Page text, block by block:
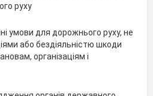
руху
умови для дорожнього руху, не
або бездіяльністю шкоди
організаціям і